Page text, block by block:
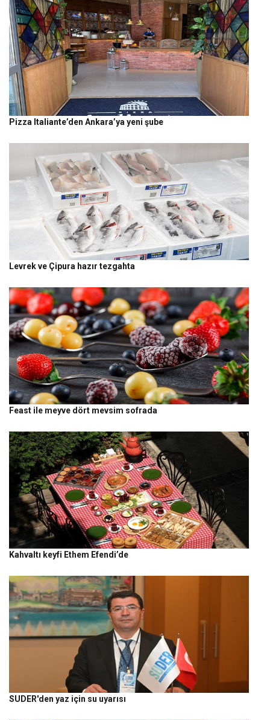
Pizza Italiante’den Ankara’ya yeni şube
Levrek ve Çipura hazır tezgahta
Feast ile meyve dört mevsim sofrada
Kahvaltı keyfi Ethem Efendi’de
SUDER'den yaz için su uyarısı